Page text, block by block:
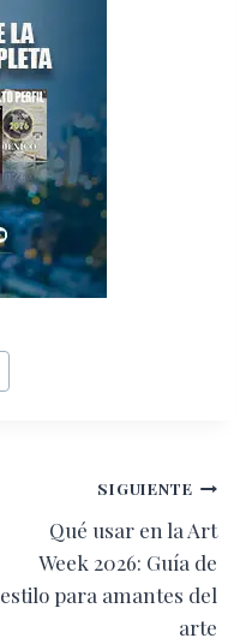
SIGUIENTE
Qué usar en la Art
Week 2026: Guía de
estilo para amantes del
arte